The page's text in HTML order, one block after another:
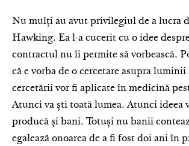
Nu mulți au avut privilegiul de a lucra
Hawking. Ea l-a cucerit cu o idee
contractul nu îi permite să vorbească.
că e vorba de o cercetare asupra
cercetării vor fi aplicate în medicină
Atunci va ști toată lumea. Atunci ideea
producă și bani. Totuși nu banii
egalează onoarea de a fi fost doi ani în